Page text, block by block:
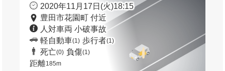
2020年11月17日(火)18:15
豊田市花園町 付近
人対車両 小破事故
軽自動車(1) 歩行者(1)
死亡(0) 負傷(1)
距離185m